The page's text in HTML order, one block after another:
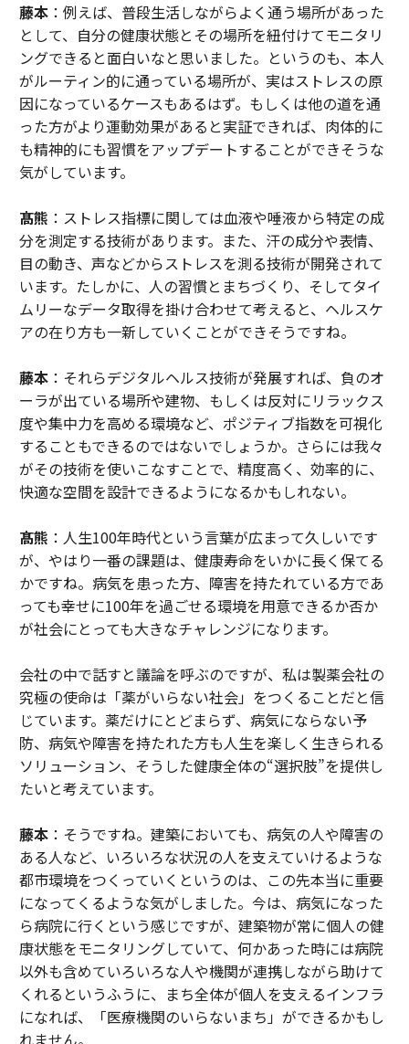
藤本：例えば、普段生活しながらよく通う場所があった
として、自分の健康状態とその場所を紐付けてモニタリ
ングできると面白いなと思いました。というのも、本人
がルーティン的に通っている場所が、実はストレスの原
因になっているケースもあるはず。もしくは他の道を通
った方がより運動効果があると実証できれば、肉体的に
も精神的にも習慣をアップデートすることができそうな
気がしています。
髙熊 ：ストレス指標に関しては血液や唾液から特定の成
分を測定する技術があります。また、汗の成分や表情、
目の動き、声などからストレスを測る技術が開発されて
います。たしかに、人の習慣とまちづくり、そしてタイ
ムリーなデータ取得を掛け合わせて考えると、ヘルスケ
アの在り方も一新していくことができそうですね。
藤本：それらデジタルヘルス技術が発展すれば、負のオ
ーラが出ている場所や建物、もしくは反対にリラックス
度や集中力を高める環境など、ポジティブ指数を可視化
することもできるのではないでしょうか。さらには我々
がその技術を使いこなすことで、精度高く、効率的に、
快適な空間を設計できるようになるかもしれない。
髙熊 ：人生100年時代という言葉が広まって久しいです
が、やはり一番の課題は、健康寿命をいかに長く保てる
かですね。病気を患った方、障害を持たれている方であ
っても幸せに100年を過ごせる環境を用意できるか否か
が社会にとっても大きなチャレンジになります。
会社の中で話すと議論を呼ぶのですが、私は製薬会社の
究極の使命は「薬がいらない社会」をつくることだと信
じています。薬だけにとどまらず、病気にならない予
防、病気や障害を持たれた方も人生を楽しく生きられる
ソリューション、そうした健康全体の“選択肢”を提供し
たいと考えています。
藤本：そうですね。建築においても、病気の人や障害の
ある人など、いろいろな状況の人を支えていけるような
都市環境をつくっていくというのは、この先本当に重要
になってくるような気がしました。今は、病気になった
ら病院に行くという感じですが、建築物が常に個人の健
康状態をモニタリングしていて、何かあった時には病院
以外も含めていろいろな人や機関が連携しながら助けて
くれるというふうに、まち全体が個人を支えるインフラ
になれば、「医療機関のいらないまち」ができるかもし